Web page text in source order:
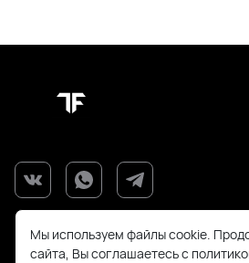
Мы используем файлы cookie.
сайта, Вы соглашаетесь с